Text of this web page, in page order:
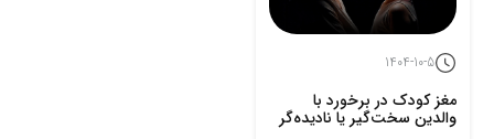
1404-10-5
مغز کودک در برخورد با
والدین سخت‌گیر یا نادیده‌گر